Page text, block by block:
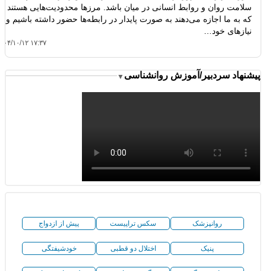
سلامت روان و روابط انسانی در میان باشد. مرزها محدودیت‌هایی هستند
که به ما اجازه می‌دهند به صورت پایدار در رابطه‌ها حضور داشته باشیم و
نیازهای خود…
۱۴۰۴/۱۰/۱۲ ۱۷:۳۷
سردبیر/آموزش روانشناسی▼
روانپزشک سکس تراپیست پیش از ازدواج
پنیک اختلال دو قطبی خودشیفتگی